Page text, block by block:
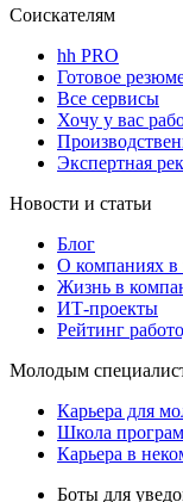
Соискателям
hh PRO
Готовое
Все сервисы
Хочу у вас
Экспертная
Новости и статьи
Блог
О компаниях в
Жизнь в
ИТ-проекты
Рейтинг
Молодым
Карьера для
Школа
Карьера в
Боты для